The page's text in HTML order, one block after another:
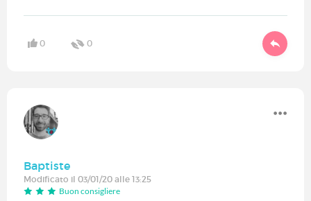
0 0
Baptiste
Modificato il 03/01/20 alle 13:25
Buon consigliere